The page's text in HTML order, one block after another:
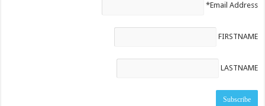
Email Address*
FIRSTNAME
LASTNAME